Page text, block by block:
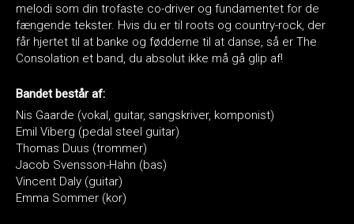
melodi som din trofaste co-driver og fundamentet for de
fængende tekster. Hvis du er til roots og country-rock, der
får hjertet til at banke og fødderne til at danse, så er The
Consolation et band, du absolut ikke må gå glip af!
Bandet består af:
Nis Gaarde (vokal, guitar, sangskriver, komponist)
Emil Viberg (pedal steel guitar)
Thomas Duus (trommer)
Jacob Svensson-Hahn (bas)
Vincent Daly (guitar)
Emma Sommer (kor)